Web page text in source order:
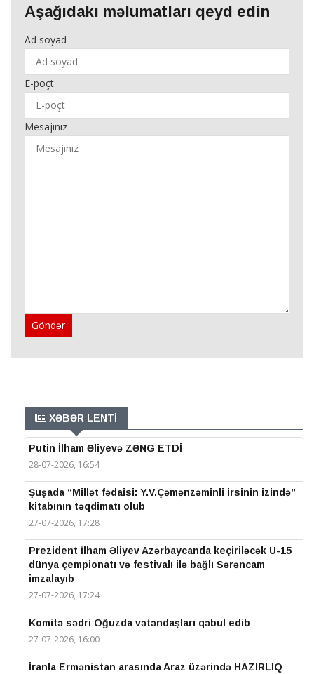
Aşağıdakı məlumatları qeyd edin
Ad soyad
E-poçt
Mesajınız
Göndər
XƏBƏR LENTİ
Putin İlham Əliyevə ZƏNG ETDİ
28-07-2026, 16:54
Şuşada “Millət fədaisi: Y.V.Çəmənzəminli irsinin izində”
kitabının təqdimatı olub
27-07-2026, 17:28
Prezident İlham Əliyev Azərbaycanda keçiriləcək U-15
dünya çempionatı və festivalı ilə bağlı Sərəncam
imzalayıb
27-07-2026, 17:24
Komitə sədri Oğuzda vətəndaşları qəbul edib
27-07-2026, 16:00
İranla Ermənistan arasında Araz üzərində HAZIRLIQ